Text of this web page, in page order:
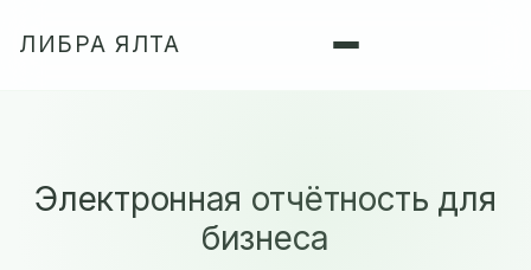
ЛИБРА ЯЛТА
Электронная отчётность для
бизнеса